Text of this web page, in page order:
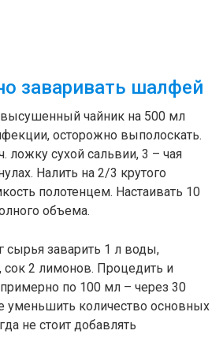
заваривать шалфей
чайник на 500 мл
осторожно выполоскать.
ложку сухой сальвии, 3 – чая
Налить на 2/3 крутого
полотенцем. Настаивать 10
объема.
сырья заварить 1 л воды,
сок 2 лимонов. Процедить и
по 100 мл – через 30
количество основных
не стоит добавлять